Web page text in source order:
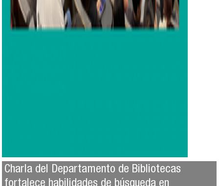
Charla del Departamento de Bibliotecas